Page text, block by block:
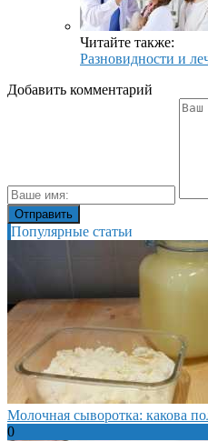
Читайте также:
Разновидности и
Добавить комментарий
Популярные статьи
Молочная сыворотка: какова
0